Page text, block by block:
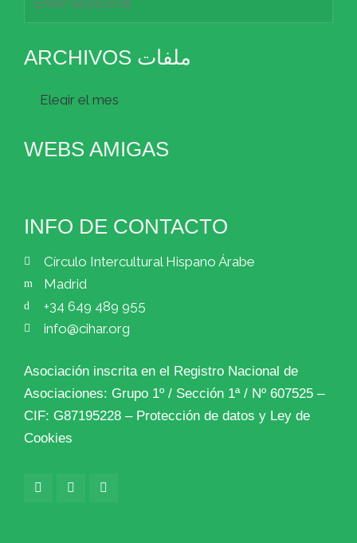
ARCHIVOS ملفات
ملفات
WEBS AMIGAS
INFO DE CONTACTO
Círculo Intercultural Hispano Árabe
Madrid
+34 649 489 955
info@cihar.org
Asociación inscrita en el Registro Nacional de
Asociaciones: Grupo 1º / Sección 1ª / Nº 607525 –
CIF: G87195228 – Protección de datos y Ley de
Cookies